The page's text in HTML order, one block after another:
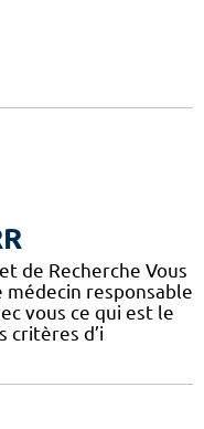
de Recherche Vous
responsable
vous ce qui est le
critères d’i